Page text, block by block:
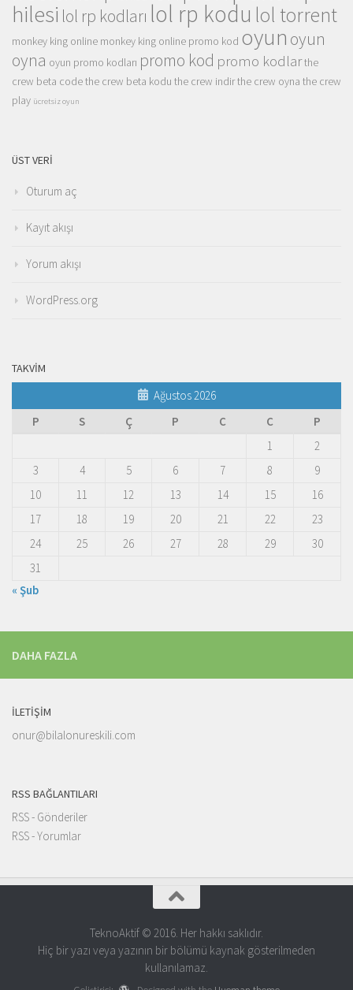
hilesi lol rp kodları lol rp kodu lol torrent
monkey king online monkey king online promo kod oyun oyun
oyna oyun promo kodları promo kod promo kodlarthe
crew beta codethe crew beta kodu the crew indirthe crew oyna the crew
play ücretsiz oyun
ÜST VERI
Oturum aç
Kayıt akışı
Yorum akışı
WordPress.org
TAKVIM
Ağustos 2026
P
S Ç P C C
P
1
2
3
4 5 6 7 8
9
10
11 12 13 14 15
16
17
18 19 20 21 22
23
24
25 26 27 28 29
30
31
« Şub
DAHA FAZLA
İLETIŞIM
onur@bilalonureskili.com
RSS BAĞLANTILARI
RSS - Gönderiler
RSS - Yorumlar
TeknoAktif © 2016. Her hakkı saklıdır.
Hiç bir yazı veya yazının bir bölümü kaynak gösterilmeden
kullanılamaz.